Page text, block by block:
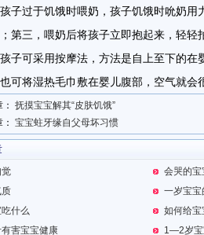
子过于饥饿时喂奶，孩子饥饿时吮奶
第三，喂奶后将孩子立即抱起来，轻
子可采用按摩法，方法是自上至下的
可将湿热毛巾敷在婴儿腹部，空气就会
抚摸宝宝解其“皮肤饥饿”
宝宝蛀牙缘自父母坏习惯
会哭的宝
一岁宝宝
什么
如何给宝
害宝宝健康
1—2岁宝